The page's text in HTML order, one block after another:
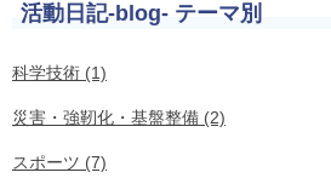
活動日記-blog- テーマ別
科学技術 (1)
災害・強靭化・基盤整備 (2)
スポーツ (7)